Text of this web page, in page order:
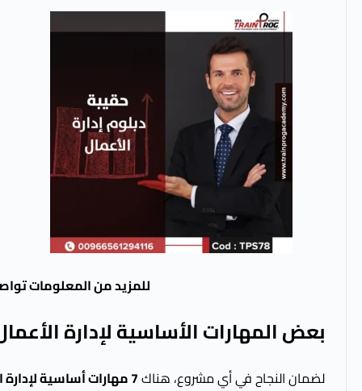
للمزيد من المعلومات
بعض المهارات الأساسية لإدارة
لضمان النجاح في أي مشروع، هناك7 مهارات أساسية لإدارة الأعمال